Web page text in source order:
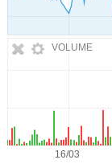
VOLUME